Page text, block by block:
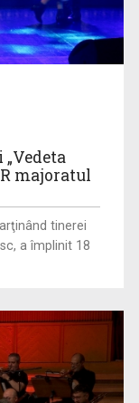
luptă
majoratul
tinerei
a împlinit 18